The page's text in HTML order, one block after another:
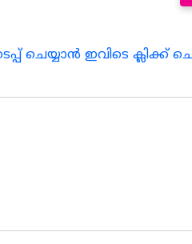
ചെയ്യാന്‍ ഇവിടെ ക്ലിക്ക്